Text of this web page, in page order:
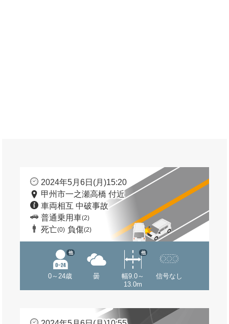
2024年5月6日(月)15:20
甲州市一之瀬高橋 付近
車両相互 中破事故
普通乗用車(2)
死亡(0) 負傷(2)
0～24歳
他
曇
幅9.0～
13.0m
他
信号なし